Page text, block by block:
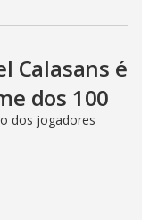
Calasans é
dos 100
dos jogadores